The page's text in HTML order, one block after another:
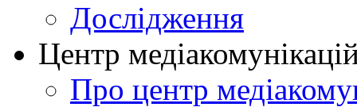
Дослідження
Центр
Про центр